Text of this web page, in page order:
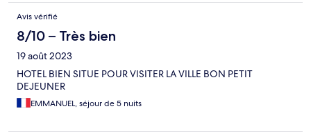
petite, salle d’eau / WC et placard de même acabit. Mieux
quand on en sortait… surtout pour aller prendre le petit-
déjeuner.
Avis vérifié
8/10 – Très bien
19 août 2023
HOTEL BIEN SITUE POUR VISITER LA VILLE BON PETIT
DEJEUNER
EMMANUEL, séjour de 5 nuits